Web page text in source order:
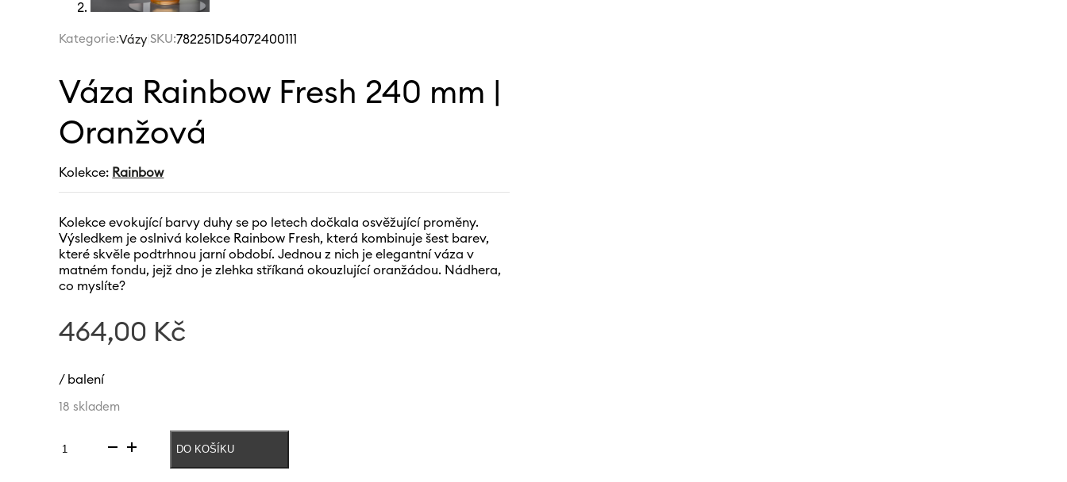
Kategorie:Vázy SKU:782251D54072400111
Váza Rainbow Fresh 240 mm |
Oranžová
Kolekce: Rainbow
Kolekce evokující barvy duhy se po letech dočkala osvěžující proměny.
Výsledkem je oslnivá kolekce Rainbow Fresh, která kombinuje šest barev,
které skvěle podtrhnou jarní období. Jednou z nich je elegantní váza v
matném fondu, jejž dno je zlehka stříkaná okouzlující oranžádou. Nádhera,
co myslíte?
464,00 Kč
/ balení
18 skladem
Váza
DO KOŠÍKU